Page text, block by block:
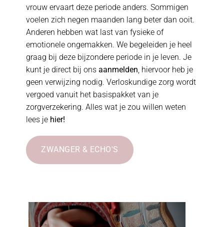
vrouw ervaart deze periode anders. Sommigen
voelen zich negen maanden lang beter dan ooit.
Anderen hebben wat last van fysieke of
emotionele ongemakken. We begeleiden je heel
graag bij deze bijzondere periode in je leven. Je
kunt je direct bij onsaanmelden , hiervoor heb je
geen verwijzing nodig. Verloskundige zorg wordt
vergoed vanuit het basispakket van je
zorgverzekering. Alles wat je zou willen weten
lees je hier!
ZWANGER & ECHO'S